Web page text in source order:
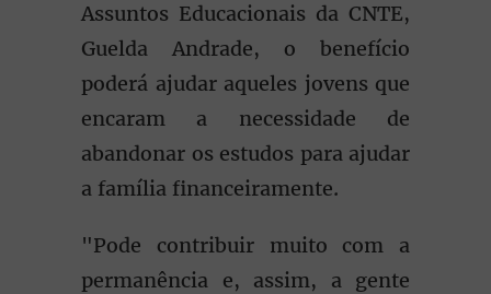
Assuntos Educacionais da CNTE,
Guelda Andrade, o benefício
poderá ajudar aqueles jovens que
encaram a necessidade de
abandonar os estudos para ajudar
a família financeiramente.
"Pode contribuir muito com a
permanência e, assim, a gente